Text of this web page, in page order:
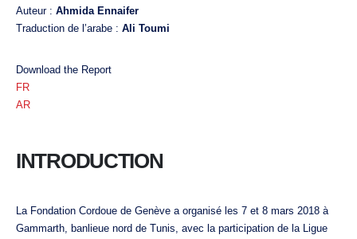
Auteur : Ahmida Ennaifer
Traduction de l’arabe : Ali Toumi
Download the Report
FR
AR
INTRODUCTION
La Fondation Cordoue de Genève a organisé les 7 et 8 mars 2018 à
Gammarth, banlieue nord de Tunis, avec la participation de la Ligue